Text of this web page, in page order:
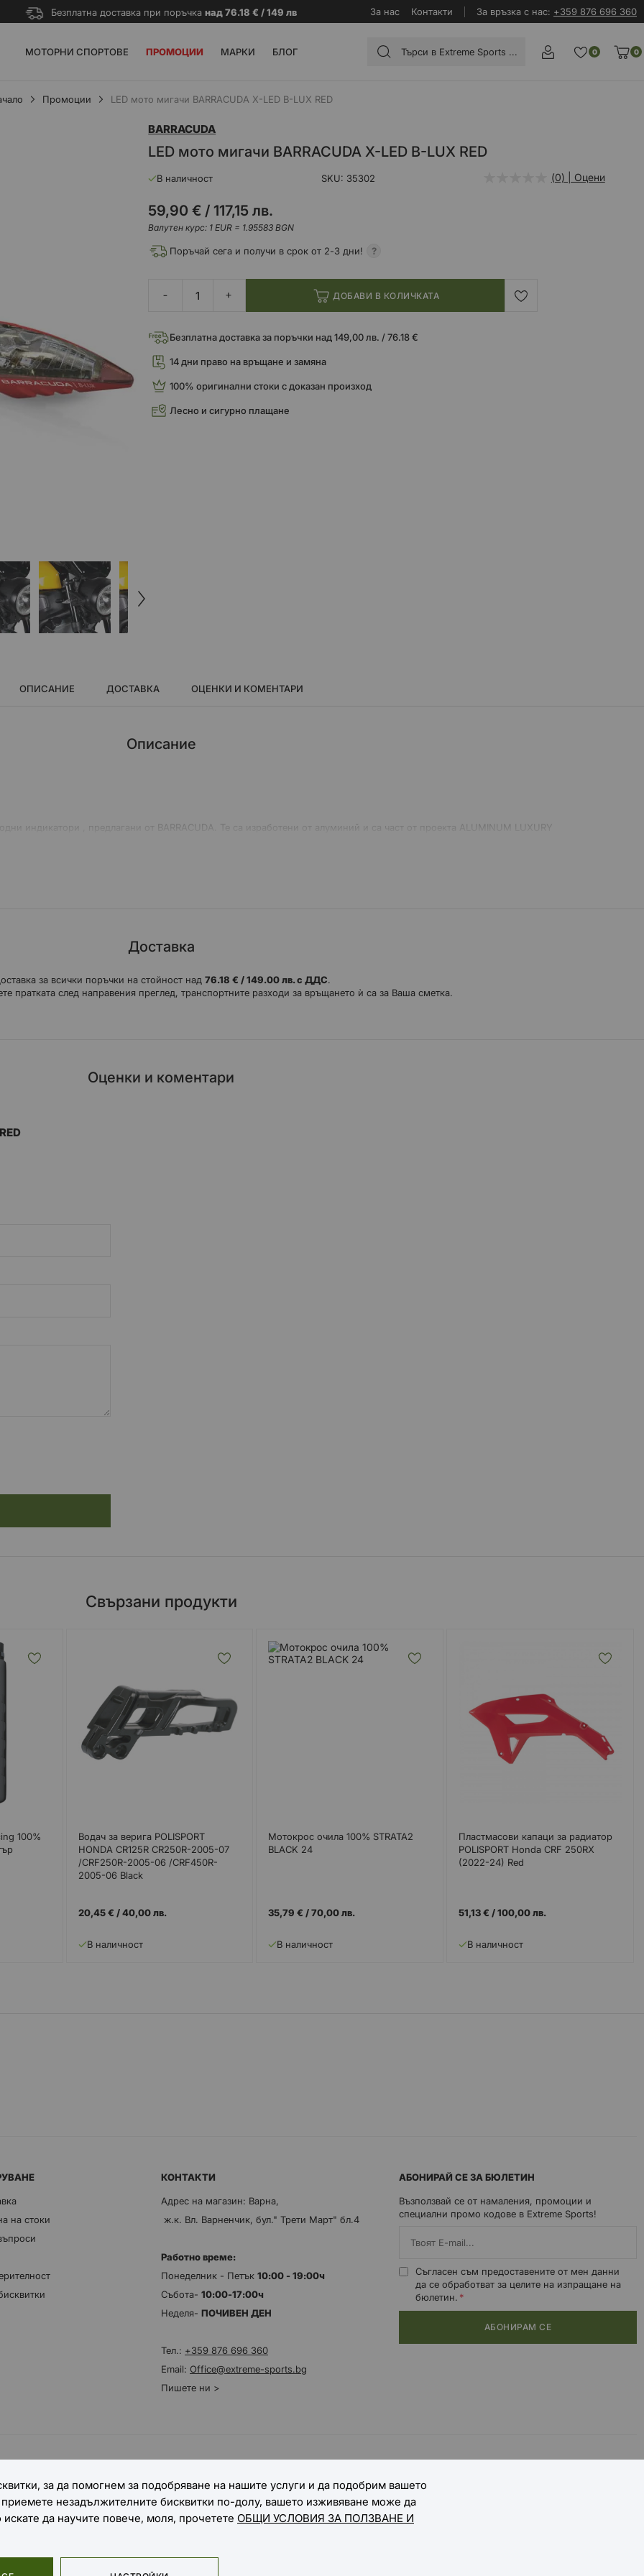
Безплатна доставка при поръчка над 76.18 € / 149 лв За нас Контакти За връзка с нас: +359 876 696 360
МОТОРНИ СПОРТОВЕ ПРОМОЦИИ МАРКИ БЛОГ 0
0
Промоции LED мото мигачи BARRACUDA X-LED B-LUX RED
LED мото мигачи BARRACUDA X-LED B-LUX RED
BARRACUDA
В наличност SKU 35302 (0) | Оцени
59,90 € /117,15 лв.
Валутен курс: 1 EUR = 1.95583 BGN
Поръчай сега и получи в срок от 2-3 дни!
ДОБАВИ В КОЛИЧКАТА
Безплатна доставка за поръчки над 149,00 лв. / 76.18 €
14 дни право на връщане и замяна
100% оригинални стоки с доказан произход
Лесно и сигурно плащане
ОПИСАНИЕ ДОСТАВКА ОЦЕНКИ И КОМЕНТАРИ
Описание
индикатори , предлагани от BARRACUDA. Те са изработени от алуминий и са част от проекта ALUMINUM LUXURY
и елегантен завършек с нов футуристичен дизайн, изработени в малък размер.
Доставка
за всички поръчки на стойност над 76.18 € / 149.00 лв. с ДДС.
пратката след направения преглед, транспортните разходи за връщането ѝ са за Ваша сметка.
Оценки и коментари
Свързани продукти
100%
Водач за верига POLISPORT
HONDA CR125R CR250R-2005-07
/CRF250R-2005-06 /CRF450R-
2005-06 Black
20,45 € /40,00 лв.
В наличност
Мотокрос очила 100% STRATA2
BLACK 24
35,79 € /70,00 лв.
В наличност
Пластмасови капаци за радиатор
POLISPORT Honda CRF 250RX
(2022-24) Red
51,13 € /100,00 лв.
В наличност
на стоки
КОНТАКТИ
Адрес на магазин: Варна,
ж.к. Вл. Варненчик, бул." Трети Март" бл.4
Работно време:
Понеделник - Петък 10:00 - 19:00ч
Събота- 10:00-17:00ч
Неделя- ПОЧИВЕН ДЕН
Тел.: +359 876 696 360
Email: Office@extreme-sports.bg
Пишете ни >
АБОНИРАЙ СЕ ЗА БЮЛЕТИН
Възползвай се от намаления, промоции и
специални промо кодове в Extreme Sports!
Съгласен съм предоставените от мен данни
да се обработват за целите на изпращане на
бюлетин.
АБОНИРАМ СЕ
НАЧИНИ НА ДОСТАВКА
за да помогнем за подобряване на нашите услуги и да подобрим вашето
незадължителните бисквитки по-долу, вашето изживяване може да
искате да научите повече, моля, прочетете ОБЩИ УСЛОВИЯ ЗА ПОЛЗВАНЕ И